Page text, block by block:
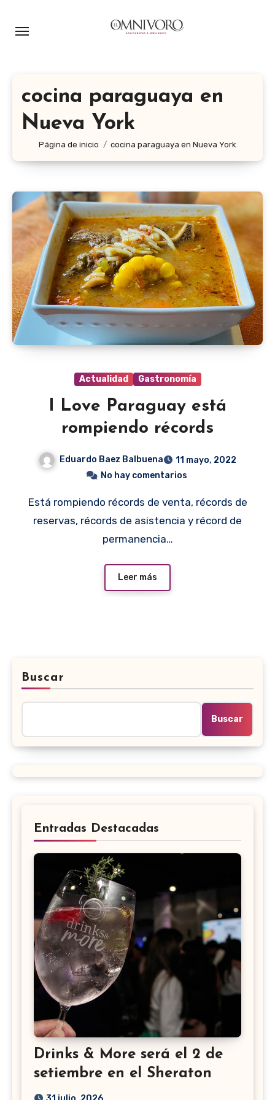
cocina paraguaya en
Nueva York
Página de inicio cocina paraguaya en Nueva York
Actualidad Gastronomía
I Love Paraguay está
rompiendo récords
Eduardo Baez Balbuena
11 mayo, 2022
No hay comentarios
Está rompiendo récords de venta, récords de
reservas, récords de asistencia y récord de
permanencia…
Leer más
Buscar
Buscar
Entradas Destacadas
Drinks & More será el 2 de
setiembre en el Sheraton